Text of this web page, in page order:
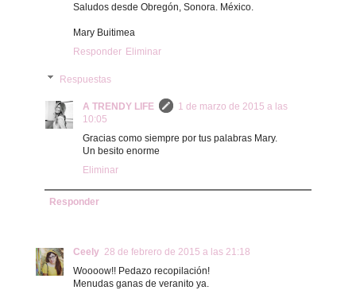
Saludos desde Obregón, Sonora. México.
Mary Buitimea
Responder Eliminar
Respuestas
A TRENDY LIFE
1 de marzo de 2015 a las
10:05
Gracias como siempre por tus palabras Mary.
Un besito enorme
Eliminar
Responder
Ceely 28 de febrero de 2015 a las 21:18
Woooow!! Pedazo recopilación!
Menudas ganas de veranito ya.